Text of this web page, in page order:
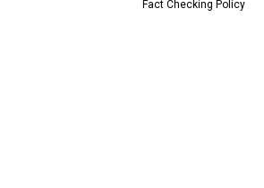
Fact Checking Policy